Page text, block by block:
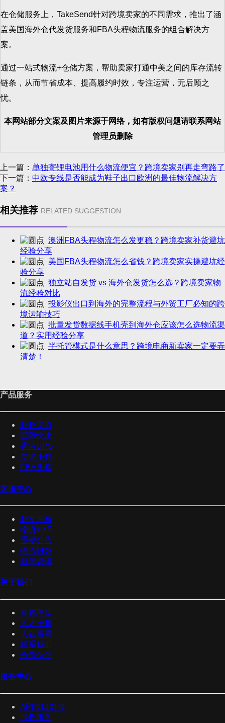
在仓储服务上，TakeSend针对跨境卖家的不同需求，推出了涵
盖美国海外仓代发货服务和FBA头程物流服务的组合解决方
案。
通过一站式物流+仓储方案，帮助卖家打通中美之间的库存流转
链条，从而节省成本、提高履约时效，专注运营，无后顾之
忧。
本网站部分文案及图片来源于网络，如有版权问题请联系网站
管理员删除
上一篇： 单独寄锂电池用什么物流便宜？跨境卖家别再走弯路了
下一篇： 中欧专线是否能成为鞋子出口欧洲的最佳物流解决方
案？
相关推荐 RELATED SUGGESTION
澳洲FBA头程物流怎么发更稳？跨境卖家补货避坑
经验分享
美国FBA头程物流怎么省钱？跨境卖家实操避坑经
验分享
独立站自发货 vs 海外仓发货怎么选？跨境卖家物
流经验对比
投影仪出口到海外的完整流程与外贸工厂必知的跨
境运输技巧
批量发货数据线手机壳到海外仓应该怎么选物流渠
道？实用经验分享
半托管模式是什么意思？跨境电商新卖家一定要弄
清楚！
产品服务
邮政渠道
国际快递
香港UPS
专线小包
FBA头程
客服中心
邮寄经验
物流知识
重要公告
物流时效
新闻资讯
关于我们
泰嘉理念
人才招聘
人在泰嘉
联系我们
合作伙伴
服务中心
API接口对接
揽收服务